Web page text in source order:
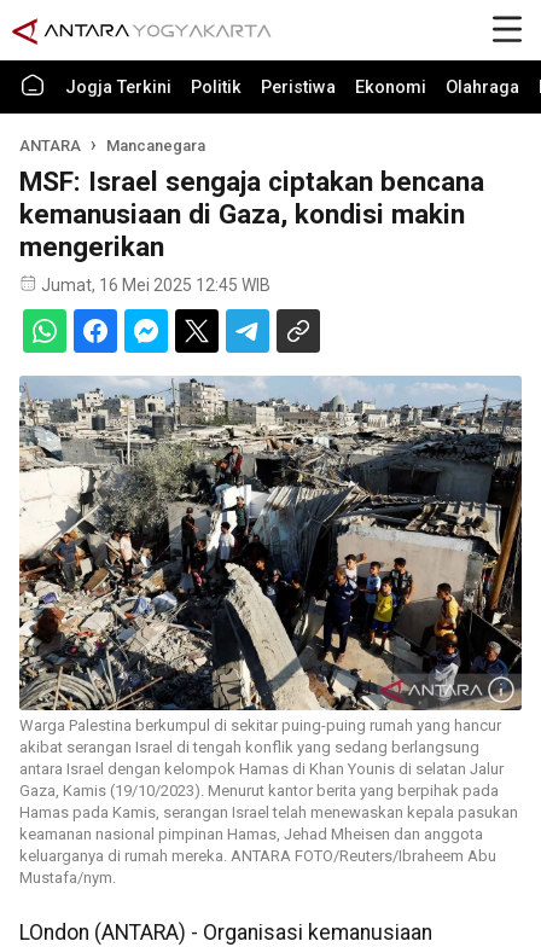
Jogja Terkini Politik Peristiwa Ekonomi Olahraga
ANTARA Mancanegara
MSF: Israel sengaja ciptakan bencana
kemanusiaan di Gaza, kondisi makin
mengerikan
Jumat, 16 Mei 2025 12:45 WIB
Warga Palestina berkumpul di sekitar puing-puing rumah yang hancur
akibat serangan Israel di tengah konflik yang sedang berlangsung
antara Israel dengan kelompok Hamas di Khan Younis di selatan Jalur
Gaza, Kamis (19/10/2023). Menurut kantor berita yang berpihak pada
Hamas pada Kamis, serangan Israel telah menewaskan kepala pasukan
keamanan nasional pimpinan Hamas, Jehad Mheisen dan anggota
keluarganya di rumah mereka. ANTARA FOTO/Reuters/Ibraheem Abu
Mustafa/nym.
LOndon (ANTARA) - Organisasi kemanusiaan